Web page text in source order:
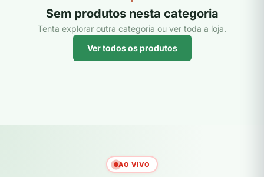
Sem produtos nesta categoria
Tenta explorar outra categoria ou ver toda a loja.
Ver todos os produtos
AO VIVO